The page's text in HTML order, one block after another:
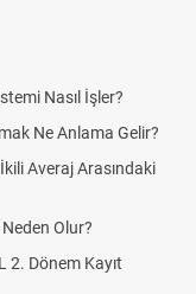
Nasıl İşler?
Ne Anlama Gelir?
Averaj Arasındaki
Olur?
2. Dönem Kayıt